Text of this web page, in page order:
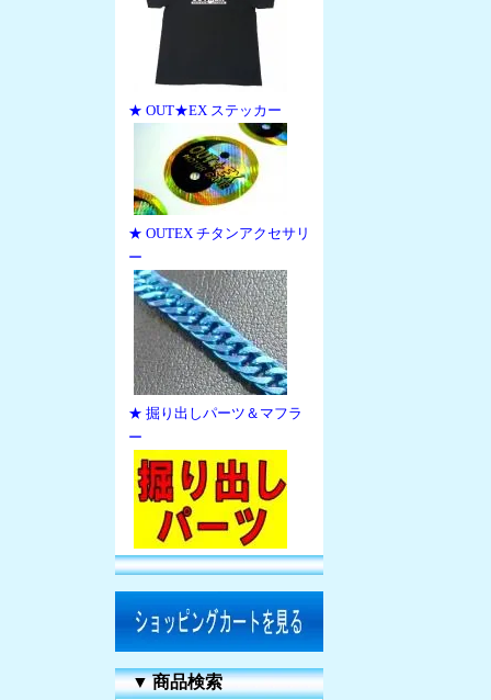
★ OUT★EX ステッカー
★ OUTEX チタンアクセサリ
ー
★ 掘り出しパーツ＆マフラ
ー
▼商品検索